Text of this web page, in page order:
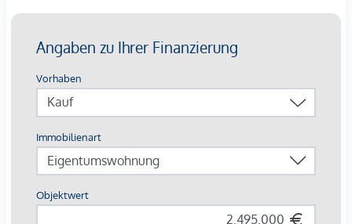
Radiatoren in der Wohnhalle angebracht.
Dachisolierung aus dem Jahr 2020 sorgen zusammen mit
der optimalen Heizung für komfortable Zimmertemperatur.
Die weiße Hochglanz-Küche mit Miele Geräten (Backofen,
Dampfgarer, Mikrowelle, Gefrierschrank, Kaffeemaschine
eingebaut, Dunstabzug, Ceranfeld, Gasbrenner, und E-Grill
in Edelstahl) fügt sich nahtlos in das Gesamtkonzept ein.
Puristisch, hochwertig und doch wohnlich elegant - der